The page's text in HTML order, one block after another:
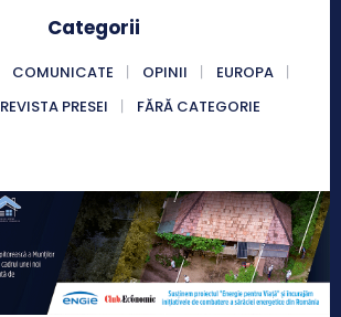
Categorii
COMUNICATE OPINII
EUROPA
REVISTA PRESEI FĂRĂ CATEGORIE